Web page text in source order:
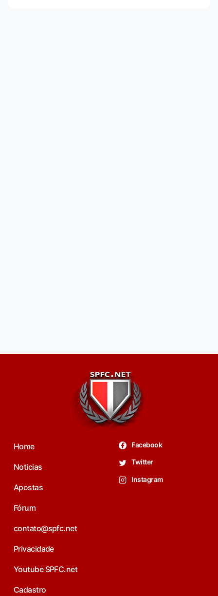
Home
Noticias
Apostas
Fórum
contato@spfc.net
Privacidade
Youtube SPFC.net
Cadastro
Facebook
Twitter
Instagram